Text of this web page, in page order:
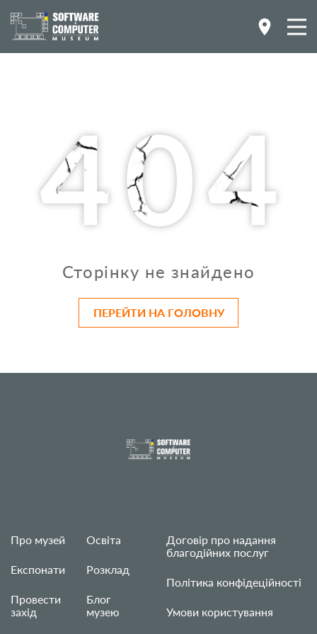
Сторінку не знайдено
ПЕРЕЙТИ НА ГОЛОВНУ
Про музей
Експонати
Провести
захід
Освіта
Розклад
Блог
музею
Договір про надання
благодійних послуг
Політика конфідеційності
Умови користування